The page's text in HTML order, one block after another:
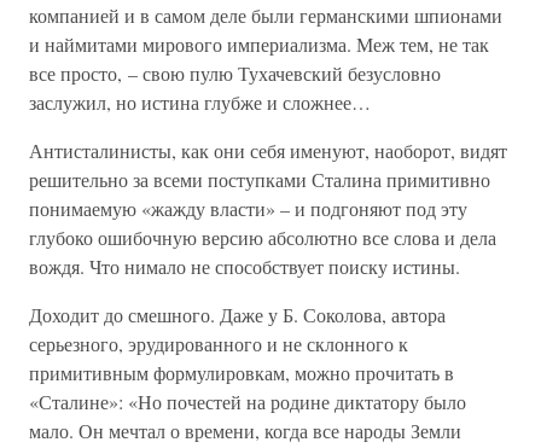
компанией и в самом деле были германскими шпионами
и наймитами мирового империализма. Меж тем, не так
все просто, – свою пулю Тухачевский безусловно
заслужил, но истина глубже и сложнее…
Антисталинисты, как они себя именуют, наоборот, видят
решительно за всеми поступками Сталина примитивно
понимаемую «жажду власти» – и подгоняют под эту
глубоко ошибочную версию абсолютно все слова и дела
вождя. Что нимало не способствует поиску истины.
Доходит до смешного. Даже у Б. Соколова, автора
серьезного, эрудированного и не склонного к
примитивным формулировкам, можно прочитать в
«Сталине»: «Но почестей на родине диктатору было
мало. Он мечтал о времени, когда все народы Земли